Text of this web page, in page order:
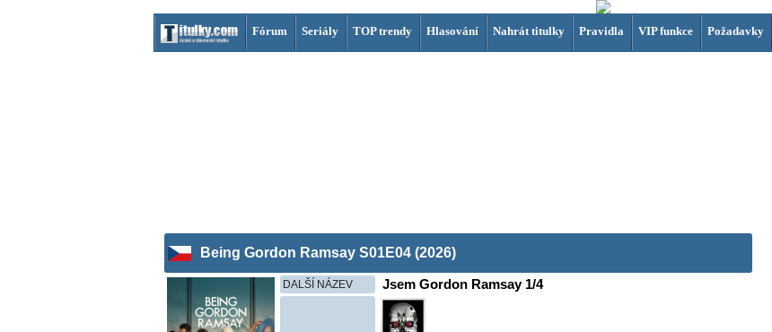
Fórum Seriály TOP trendy Hlasování Nahrát titulky Pravidla VIP funkce Požadavky
Being Gordon Ramsay S01E04 (2026)
DALŠÍ NÁZEV Jsem Gordon Ramsay 1/4